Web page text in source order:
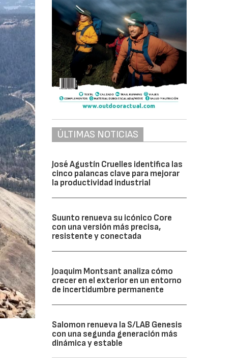
ÚLTIMAS NOTICIAS
José Agustín Cruelles identifica las
cinco palancas clave para mejorar
la productividad industrial
Suunto renueva su icónico Core
con una versión más precisa,
resistente y conectada
Joaquim Montsant analiza cómo
crecer en el exterior en un entorno
de incertidumbre permanente
Salomon renueva la S/LAB Genesis
con una segunda generación más
dinámica y estable